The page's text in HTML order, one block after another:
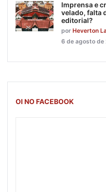
Imprensa e
velado, falta
editorial?
por Heverton
6 de agosto de
OI NO FACEBOOK